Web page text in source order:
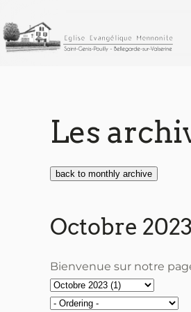
Accéder au contenu principal
Les
back to monthly archive
Octobre 2023
Bienvenue sur notre